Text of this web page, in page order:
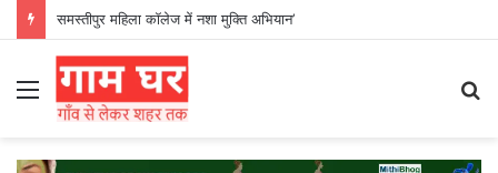
समस्तीपुर महिला कॉलेज में नशा मुक्ति अभियान’
Menu